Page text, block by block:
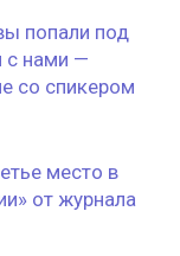
попали под
с нами —
со спикером
место в
от журнала